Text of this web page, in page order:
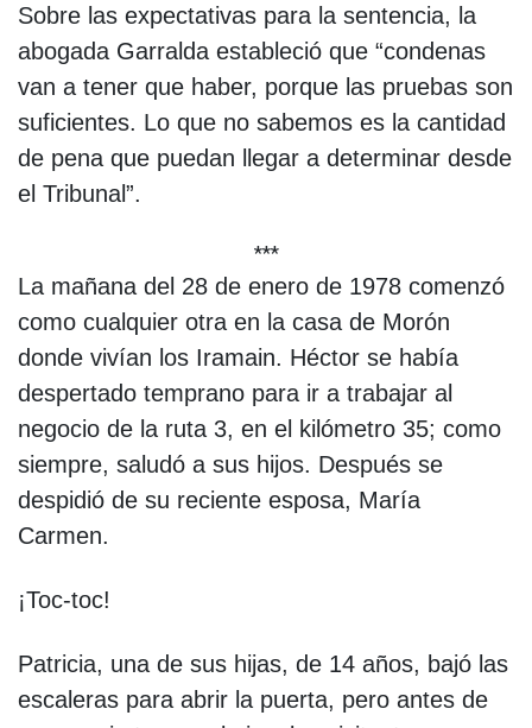
Sobre las expectativas para la sentencia, la
abogada Garralda estableció que “condenas
van a tener que haber, porque las pruebas son
suficientes. Lo que no sabemos es la cantidad
de pena que puedan llegar a determinar desde
el Tribunal”.
***
La mañana del 28 de enero de 1978 comenzó
como cualquier otra en la casa de Morón
donde vivían los Iramain. Héctor se había
despertado temprano para ir a trabajar al
negocio de la ruta 3, en el kilómetro 35; como
siempre, saludó a sus hijos. Después se
despidió de su reciente esposa, María
Carmen.
¡Toc-toc!
Patricia, una de sus hijas, de 14 años, bajó las
escaleras para abrir la puerta, pero antes de